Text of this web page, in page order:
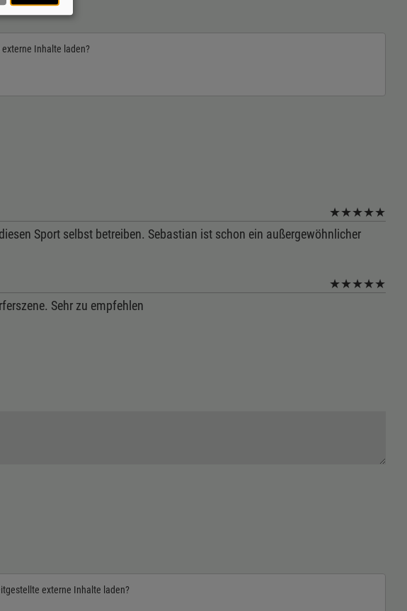
Inhalte laden?
★★★★★
Sport selbst betreiben. Sebastian ist schon ein außergewöhnlicher
★★★★★
Sehr zu empfehlen
externe Inhalte laden?